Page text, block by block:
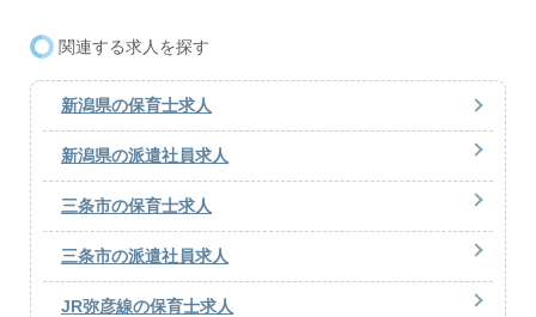
関連する求人を探す
新潟県の保育士求人
新潟県の派遣社員求人
三条市の保育士求人
三条市の派遣社員求人
JR弥彦線の保育士求人